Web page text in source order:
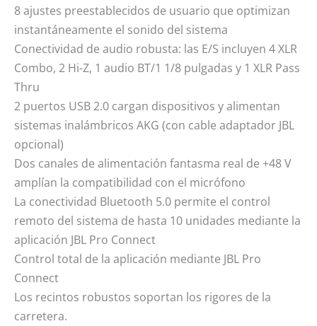
8 ajustes preestablecidos de usuario que optimizan
instantáneamente el sonido del sistema
Conectividad de audio robusta: las E/S incluyen 4 XLR
Combo, 2 Hi-Z, 1 audio BT/1 1/8 pulgadas y 1 XLR Pass
Thru
2 puertos USB 2.0 cargan dispositivos y alimentan
sistemas inalámbricos AKG (con cable adaptador JBL
opcional)
Dos canales de alimentación fantasma real de +48 V
amplían la compatibilidad con el micrófono
La conectividad Bluetooth 5.0 permite el control
remoto del sistema de hasta 10 unidades mediante la
aplicación JBL Pro Connect
Control total de la aplicación mediante JBL Pro
Connect
Los recintos robustos soportan los rigores de la
carretera.